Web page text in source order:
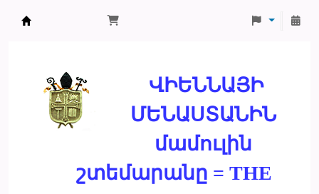
ՎԻԵՆՆԱՅԻ
ՄԵՆԱՍՏԱՆԻՆ
մամուլին
շտեմարանը = THE